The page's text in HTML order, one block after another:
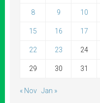
8 9 10
15 16 17
22 23 24
29 30 31
« Nov Jan »